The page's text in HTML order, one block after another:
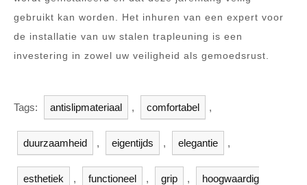
gebruikt kan worden. Het inhuren van een expert voor
de installatie van uw stalen trapleuning is een
investering in zowel uw veiligheid als gemoedsrust.
Tags: antislipmateriaal , comfortabel ,
duurzaamheid , eigentijds , elegantie ,
esthetiek , functioneel , grip , hoogwaardig